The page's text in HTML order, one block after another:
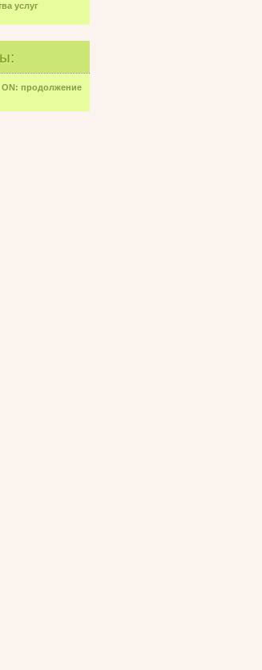
услуг
ON: продолжение